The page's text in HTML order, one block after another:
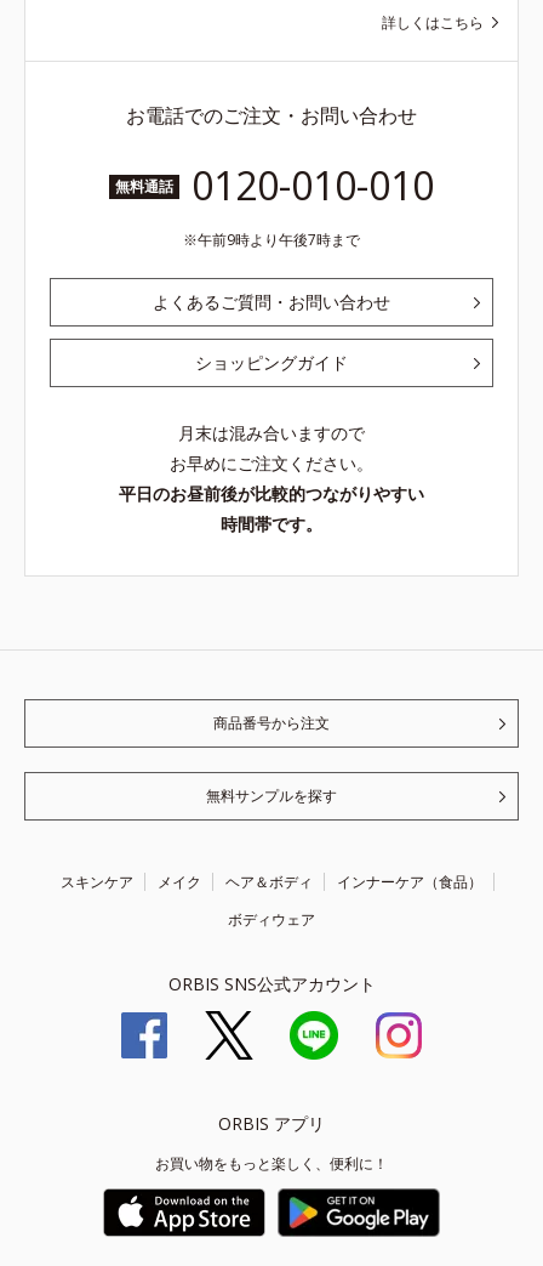
詳しくはこちら
お電話でのご注文・お問い合わせ
無料通話 0120-010-010
午前9時より午後7時まで
よくあるご質問・お問い合わせ
ショッピングガイド
月末は混み合いますので
お早めにご注文ください。
平日のお昼前後が比較的つながりやすい
時間帯です。
商品番号から注文
無料サンプルを探す
スキンケア メイク ヘア＆ボディ
インナーケア（食品）
ボディウェア
ORBIS SNS公式アカウント
ORBIS アプリ
お買い物をもっと楽しく、便利に！